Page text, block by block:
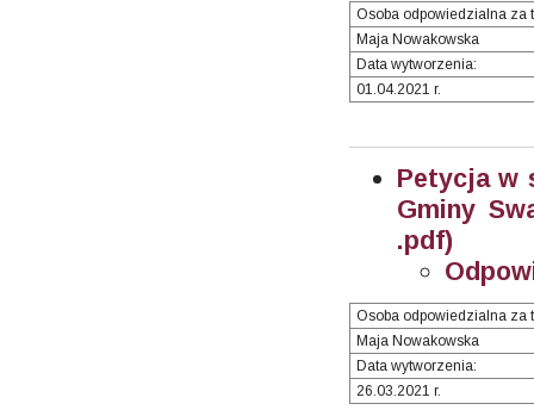
Osoba odpowiedzialna za
Maja Nowakowska
Data wytworzenia:
01.04.2021 r.
Petycja w
Gminy
.pdf)
Osoba odpowiedzialna za
Maja Nowakowska
Data wytworzenia:
26.03.2021 r.